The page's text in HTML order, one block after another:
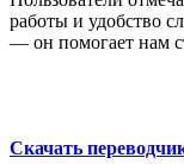
работы и удобство
— он помогает нам
Скачать